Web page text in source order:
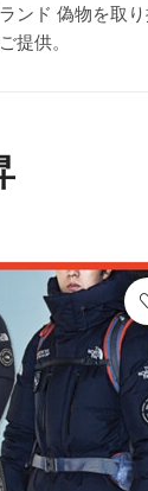
ンド 偽物を取
提供。